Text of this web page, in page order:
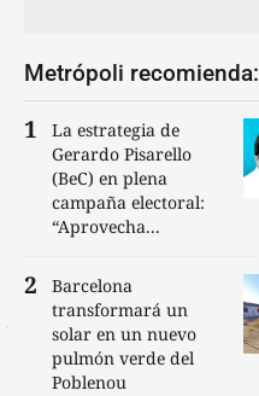
Metrópoli recomienda:
La estrategia de
Gerardo Pisarello
(BeC) en plena
campaña electoral:
“Aprovecha...
Barcelona
transformará un
solar en un nuevo
pulmón verde del
Poblenou